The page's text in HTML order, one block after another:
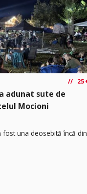
25
adunat sute de
Mocioni
una deosebită încă din